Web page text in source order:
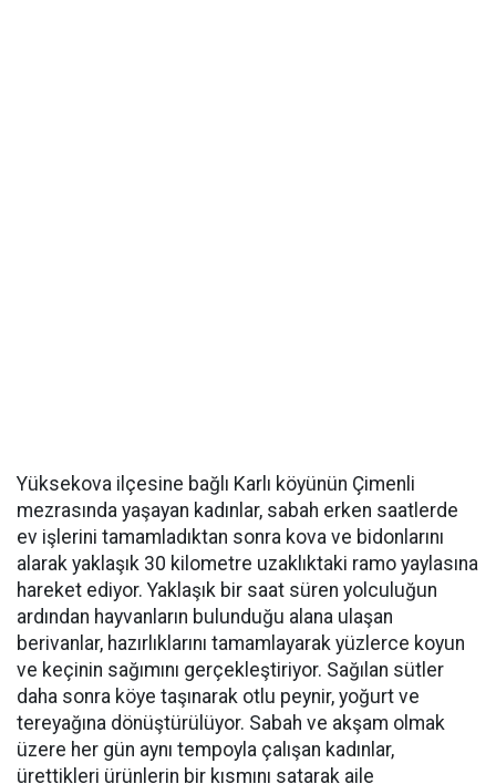
Yüksekova ilçesine bağlı Karlı köyünün Çimenli
mezrasında yaşayan kadınlar, sabah erken saatlerde
ev işlerini tamamladıktan sonra kova ve bidonlarını
alarak yaklaşık 30 kilometre uzaklıktaki ramo yaylasına
hareket ediyor. Yaklaşık bir saat süren yolculuğun
ardından hayvanların bulunduğu alana ulaşan
berivanlar, hazırlıklarını tamamlayarak yüzlerce koyun
ve keçinin sağımını gerçekleştiriyor. Sağılan sütler
daha sonra köye taşınarak otlu peynir, yoğurt ve
tereyağına dönüştürülüyor. Sabah ve akşam olmak
üzere her gün aynı tempoyla çalışan kadınlar,
ürettikleri ürünlerin bir kısmını satarak aile